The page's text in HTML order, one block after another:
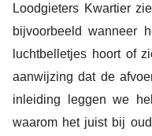
Loodgieters Kwartier
bijvoorbeeld wanneer
luchtbelletjes hoort of
aanwijzing dat de
inleiding leggen we
waarom het juist bij